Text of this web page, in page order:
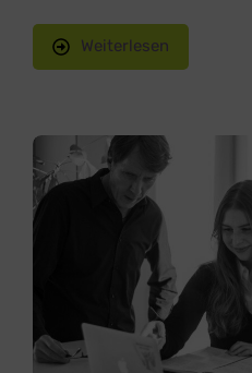
Weiterlesen